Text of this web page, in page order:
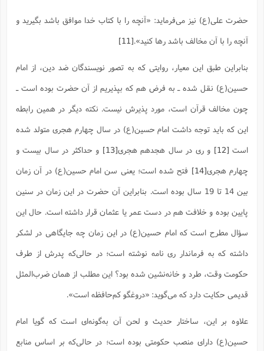
حضرت علی(ع) نیز می‌فرماید: «آنچه را با کتاب خدا موافق باشد بگیرید و
آنچه را با آن مخالف باشد رها کنید».[11]
بنابراین طبق این معیار، روایتی که به تصور نویسندگان ضد دین، از امام
حسین(ع) نقل شده ـ به فرض هم که بپذیریم از آن حضرت بوده است ـ
چون مخالف قرآن است، مورد پذیرش نیست. نکته دیگر در همین رابطه
این که باید توجه داشت امام حسین(ع) در سال چهارم هجری متولد شده
است
و ری در سال هجدهم هجری[13]
و حداکثر در سال بیست و
چهارم هجری[14]
فتح شده است؛ یعنی سن امام حسین(ع) در آن زمان
بین 14 تا 19 سال بوده است. بنابراین آن حضرت در این زمان در سنین
پایین بوده و خلافت هم در دست عمر یا عثمان قرار داشته است. حال این
سؤال مطرح است که امام حسین(ع) در این زمان چه جایگاهی در لشکر
داشته که به فرماندار ری نامه نوشته است؛ ‌در حالی‌که پدرش از طرف
حکومت وقت، طرد و خانه‌نشین شده بود؟ این مطلب از همان ضرب‌المثل
قدیمی حکایت دارد که می‌گوید: ‌«دروغگو کم‌حافظه است».
علاوه بر این، ساختار حدیث و لحن آن به‌گونه‌ای است که گویا امام
حسین(ع) دارای منصب حکومتی بوده است؛ در حالی‌که بر اساس منابع